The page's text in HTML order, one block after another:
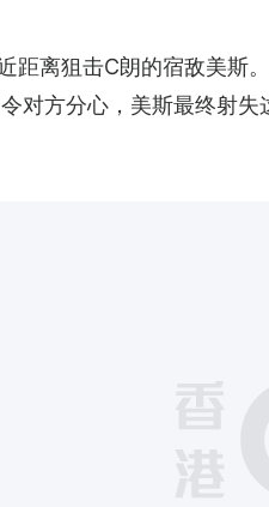
离狙击C朗的宿敌美斯
对方分心，美斯最终射失